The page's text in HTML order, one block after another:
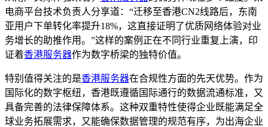
电商平台技术负责人分享道：“迁移至香港CN2线路后，东南
亚用户下单转化率提升18%，这直接证明了优质网络体验对业
务增长的助推作用。”这样的案例正在不同行业重复上演，印
证着香港服务器作为数字桥梁的独特价值。
特别值得关注的是香港服务器在合规性方面的先天优势。作为
国际化的数字枢纽，香港既遵循国际通行的数据流通标准，又
具备完善的法律保障体系。这种双重特性使得企业既能满足全
球业务拓展需求，又能确保数据管理的规范有序，为出海企业